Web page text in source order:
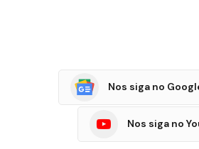
Nos siga no
Nos siga no